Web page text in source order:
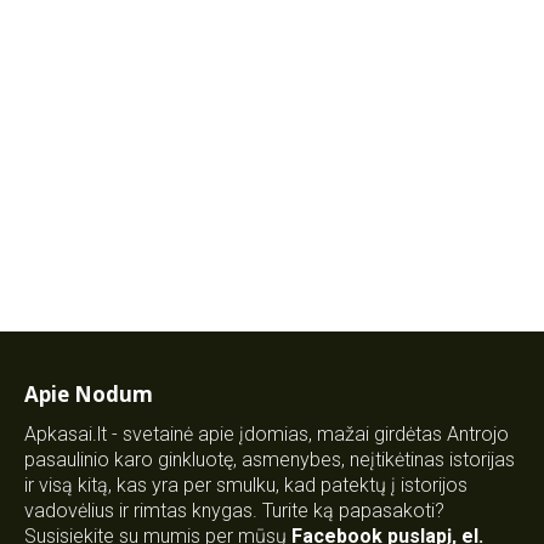
Apie Nodum
Apkasai.lt - svetainė apie įdomias, mažai girdėtas Antrojo
pasaulinio karo ginkluotę, asmenybes, neįtikėtinas istorijas
ir visą kitą, kas yra per smulku, kad patektų į istorijos
vadovėlius ir rimtas knygas. Turite ką papasakoti?
Susisiekite su mumis per mūsų Facebook puslapį, el.